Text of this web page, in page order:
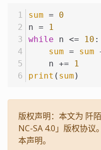
sum = 0
n =
1
while n <= 10 :
sum = sum
    n +=
1
print ( sum )
版权声明：本文为 阡
NC-SA 4.0」版权协议
本声明。